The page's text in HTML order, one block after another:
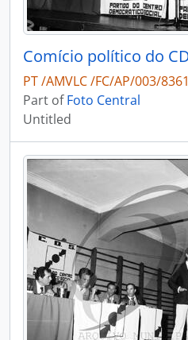
PT /AMVLC /FC/AP/003/8361
Part ofFoto Central
Untitled